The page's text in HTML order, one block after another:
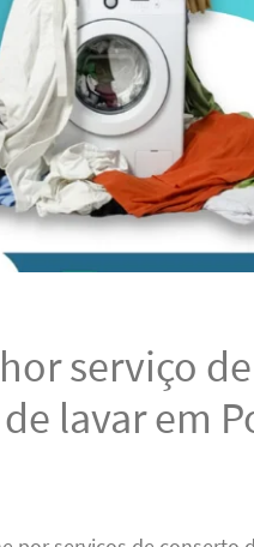
serviço de
lavar em